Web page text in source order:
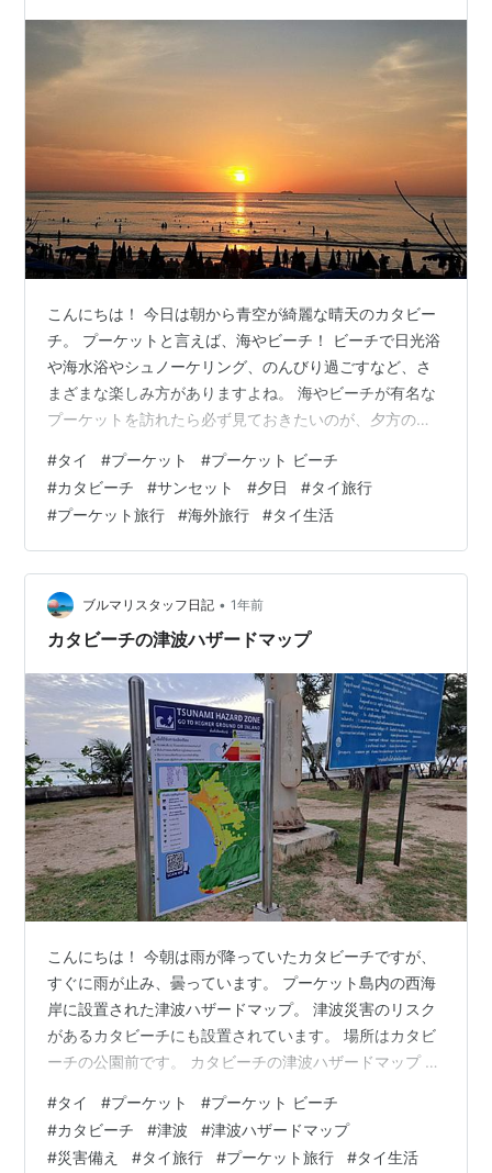
こんにちは！ 今日は朝から青空が綺麗な晴天のカタビー
チ。 プーケットと言えば、海やビーチ！ ビーチで日光浴
や海水浴やシュノーケリング、のんびり過ごすなど、さ
まざまな楽しみ方がありますよね。 海やビーチが有名な
プーケットを訪れたら必ず見ておきたいのが、夕方のサ
別ですよ。 プーケットの西海岸では、お天気の良い日は
美しいサンセットを眺めることができます。 西海岸のビ
ーチでは、地平線に沈む夕日がとても綺麗に見えます
よ。 プーケットで極上のサンセットを堪能！ 先日の夕暮
れ時、オレンジ色に輝く夕日の真下をクルーズ船が航行
する光景を見ることができました。 …
#タイ #プーケット #プーケット ビーチ
#カタビーチ #サンセット #夕日 #タイ旅行
#プーケット旅行 #海外旅行 #タイ生活
ブルマリスタッフ日記 • 1年前
カタビーチの津波ハザードマップ
こんにちは！ 今朝は雨が降っていたカタビーチですが、
すぐに雨が止み、曇っています。 プーケット島内の西海
岸に設置された津波ハザードマップ。 津波災害のリスク
があるカタビーチにも設置されています。 場所はカタビ
ーチの公園前です。 カタビーチの津波ハザードマップ タ
すべき場所（高所や避難ビル）や避難経路が見て分かる
ようになっています。 さらに、ハザードマップ左下のQR
コードをスキャンすると、津波が発生した時に被害状況
#タイ #プーケット #プーケット ビーチ
#カタビーチ #津波 #津波ハザードマップ
#災害備え #タイ旅行 #プーケット旅行 #タイ生活